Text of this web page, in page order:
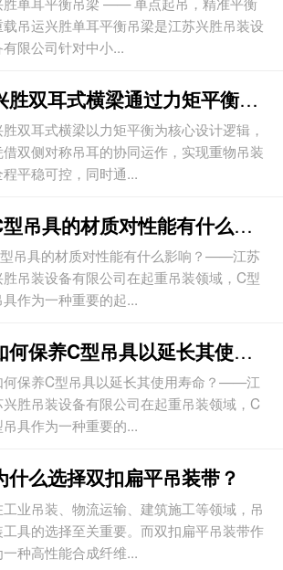
载吊运兴胜单耳平衡吊梁是江苏兴胜吊装设
有限公司针对中小...
兴胜双耳式横梁通过力矩平衡实现重物平稳吊
胜双耳式横梁以力矩平衡为核心设计逻辑，
借双侧对称吊耳的协同运作，实现重物吊装
程平稳可控，同时通...
C型吊具的材质对性能有什么影响？
吊具的材质对性能有什么影响？——江苏
胜吊装设备有限公司在起重吊装领域，C型
具作为一种重要的起...
如何保养C型吊具以延长其使用寿命？
何保养C型吊具以延长其使用寿命？——江
兴胜吊装设备有限公司在起重吊装领域，C
吊具作为一种重要的...
什么选择双扣扁平吊装带？
工业吊装、物流运输、建筑施工等领域，吊
工具的选择至关重要。而双扣扁平吊装带作
一种高性能合成纤维...